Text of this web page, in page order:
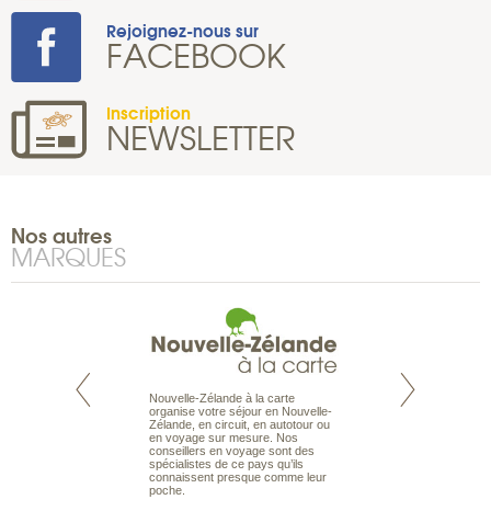
Rejoignez-nous sur
FACEBOOK
Inscription
NEWSLETTER
Nos autres
MARQUES
est le spécialiste
Nouvelle-Zélande à la carte
organise votre séjour en Nouvelle-
Zélande, en circuit, en autotour ou
en voyage sur mesure. Nos
conseillers en voyage sont des
spécialistes de ce pays qu’ils
connaissent presque comme leur
poche.
Notre site